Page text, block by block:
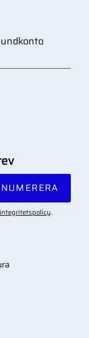
integritetspolicy.